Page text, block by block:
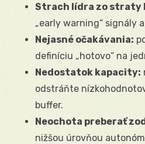
Strach lídra zo straty
„early warning“ signály
Nejasné očakávania:
definíciu „hotovo“ na
Nedostatok kapacity:
odstráňte
buffer.
Neochota preberať
nižšou úrovňou